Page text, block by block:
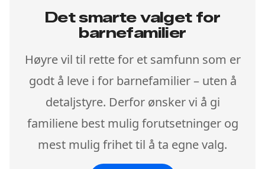
Det smarte valget for
barnefamilier
Høyre vil til rette for et samfunn som er
godt å leve i for barnefamilier – uten å
detaljstyre. Derfor ønsker vi å gi
familiene best mulig forutsetninger og
mest mulig frihet til å ta egne valg.